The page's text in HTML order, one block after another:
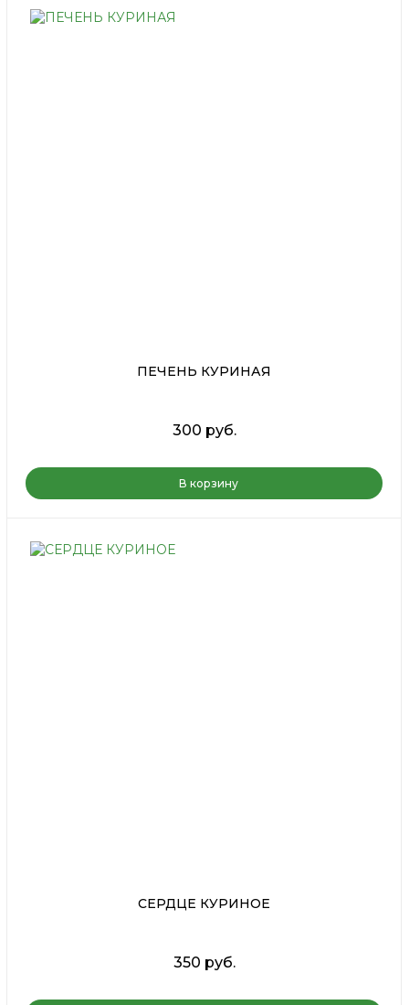
ПЕЧЕНЬ КУРИНАЯ
300 руб.
В корзину
СЕРДЦЕ КУРИНОЕ
350 руб.